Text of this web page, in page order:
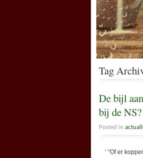
Tag
De bijl
bij de NS?
Posted in
‘ “Of er